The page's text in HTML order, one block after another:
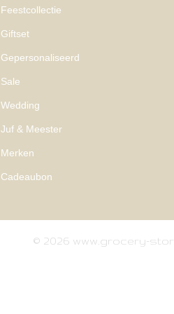
Feestcollectie
Giftset
Gepersonaliseerd
Sale
Wedding
Juf & Meester
Merken
Cadeaubon
© 2026 www.grocery-